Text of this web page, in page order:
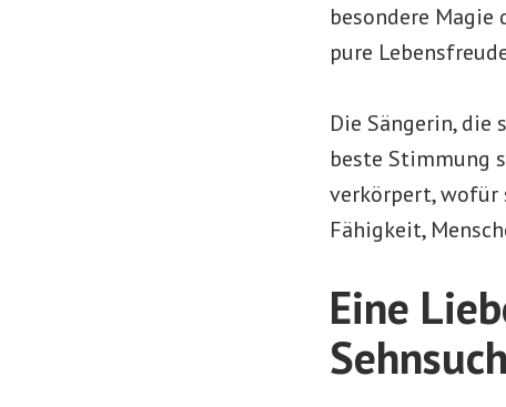
besondere
pure
Die Sängerin, die
beste Stimmung
verkörpert, wofür
Fähigkeit,
Eine